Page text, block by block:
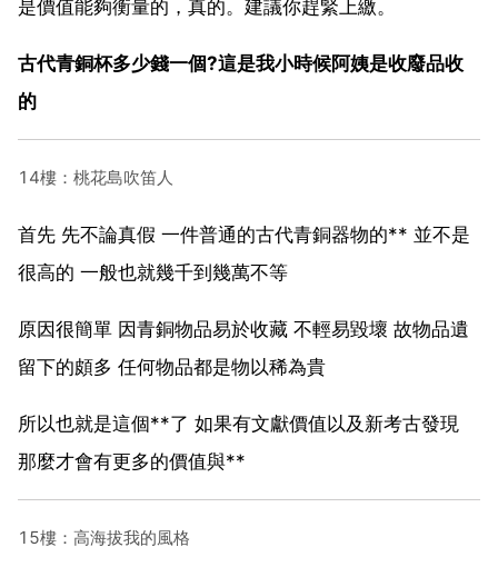
是價值能夠衡量的，真的。建議你趕緊上繳。
古代青銅杯多少錢一個?這是我小時候阿姨是收廢品收
的
14樓：桃花島吹笛人
首先 先不論真假 一件普通的古代青銅器物的** 並不是
很高的 一般也就幾千到幾萬不等
原因很簡單 因青銅物品易於收藏 不輕易毀壞 故物品遺
留下的頗多 任何物品都是物以稀為貴
所以也就是這個**了 如果有文獻價值以及新考古發現
那麼才會有更多的價值與**
15樓：高海拔我的風格